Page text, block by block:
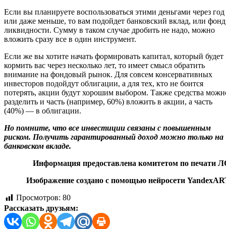
Если вы планируете воспользоваться этими деньгами через год
или даже меньше, то вам подойдет банковский вклад, или фонд
ликвидности. Сумму в таком случае дробить не надо, можно
вложить сразу все в один инструмент.
Если же вы хотите начать формировать капитал, который будет
кормить вас через несколько лет, то имеет смысл обратить
внимание на фондовый рынок. Для совсем консервативных
инвесторов подойдут облигации, а для тех, кто не боится
потерять, акции будут хорошим выбором. Также средства
разделить и часть (например, 60%) вложить в акции, а часть
(40%) — в облигации.
Но помните, что все инвестиции связаны с повышенным
риском. Получить гарантированный доход можно только на
банковском вкладе.
Информация предоставлена комитетом по печати
Изображение создано с помощью нейросети
Просмотров: 80
Рассказать друзьям: